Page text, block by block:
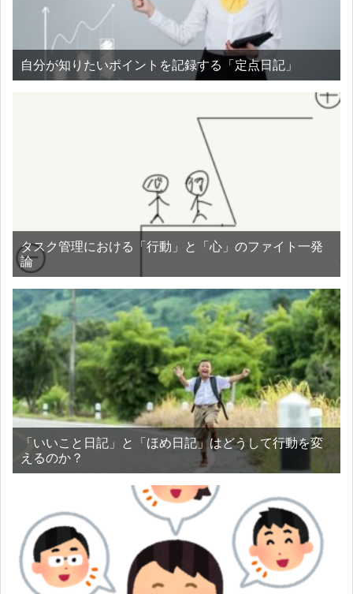
自分が知りたいポイントを記録する「定点日記」
タスク管理における「行動」と「心」のファイト一発
論
「いいこと日記」と「ほめ日記」はどうして行動を変
えるのか？